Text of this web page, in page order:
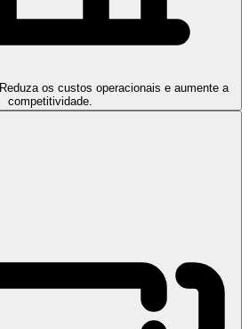
Reduza os custos operacionais e aumente a
competitividade.